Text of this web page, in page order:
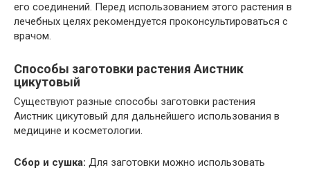
его соединений. Перед использованием этого растения в
лечебных целях рекомендуется проконсультироваться с
врачом.
Способы заготовки растения Аистник
цикутовый
Существуют разные способы заготовки растения
Аистник цикутовый для дальнейшего использования в
медицине и косметологии.
Сбор и сушка: Для заготовки можно использовать